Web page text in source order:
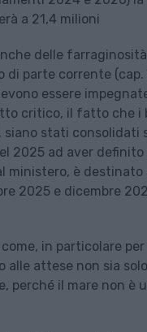
a 21,4 milioni
delle
parte corrente
essere
critico, il fatto che
stati consolidati
2025 ad aver
ministero, è
2025 e dicembre
in particolare
attese non sia
il mare non è